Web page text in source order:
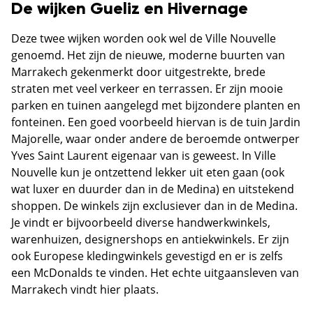
De wijken Gueliz en Hivernage
Deze twee wijken worden ook wel de Ville Nouvelle
genoemd. Het zijn de nieuwe, moderne buurten van
Marrakech gekenmerkt door uitgestrekte, brede
straten met veel verkeer en terrassen. Er zijn mooie
parken en tuinen aangelegd met bijzondere planten en
fonteinen. Een goed voorbeeld hiervan is de tuin Jardin
Majorelle, waar onder andere de beroemde ontwerper
Yves Saint Laurent eigenaar van is geweest. In Ville
Nouvelle kun je ontzettend lekker uit eten gaan (ook
wat luxer en duurder dan in de Medina) en uitstekend
shoppen. De winkels zijn exclusiever dan in de Medina.
Je vindt er bijvoorbeeld diverse handwerkwinkels,
warenhuizen, designershops en antiekwinkels. Er zijn
ook Europese kledingwinkels gevestigd en er is zelfs
een McDonalds te vinden. Het echte uitgaansleven van
Marrakech vindt hier plaats.